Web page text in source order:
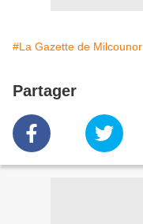
#La Gazette de Milcounor
Partager